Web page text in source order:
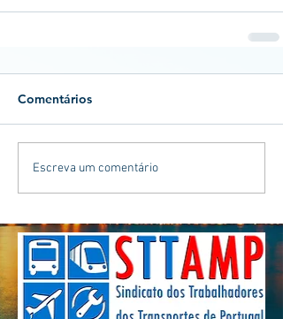
Comentários
Escreva um comentário